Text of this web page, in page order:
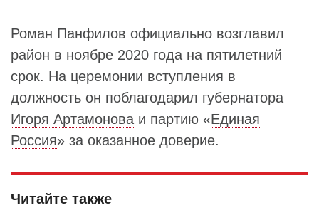
Роман Панфилов официально возглавил
район в ноябре 2020 года на пятилетний
срок. На церемонии вступления в
должность он поблагодарил губернатора
Игоря Артамонова и партию «Единая
Россия» за оказанное доверие.
Читайте также